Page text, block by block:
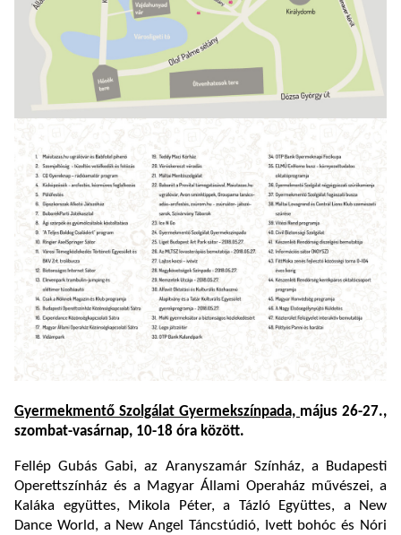
Gyermekmentő Szolgálat Gyermekszínpada, május 26-27.,
szombat-vasárnap, 10-18 óra között.
Fellép Gubás Gabi, az Aranyszamár Színház, a Budapesti
Operettszínház és a Magyar Állami Operaház művészei, a
Kaláka együttes, Mikola Péter, a Tázló Együttes, a New
Dance World, a New Angel Táncstúdió, Ivett bohóc és Nóri